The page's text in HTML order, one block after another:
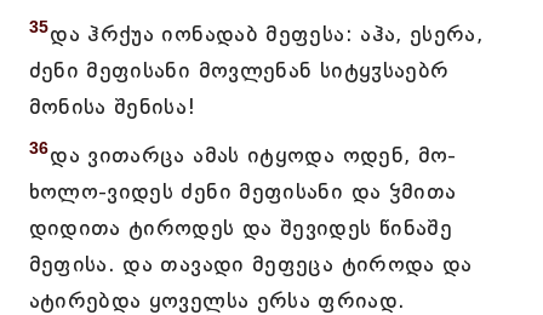
35და ჰრქუა იონადაბ მეფესა: აჰა, ესერა,
ძენი მეფისანი მოვლენან სიტყჳსაებრ
მონისა შენისა!
36და ვითარცა ამას იტყოდა ოდენ, მო-
ხოლო-ვიდეს ძენი მეფისანი და ჴმითა
დიდითა ტიროდეს და შევიდეს წინაშე
მეფისა. და თავადი მეფეცა ტიროდა და
ატირებდა ყოველსა ერსა ფრიად.